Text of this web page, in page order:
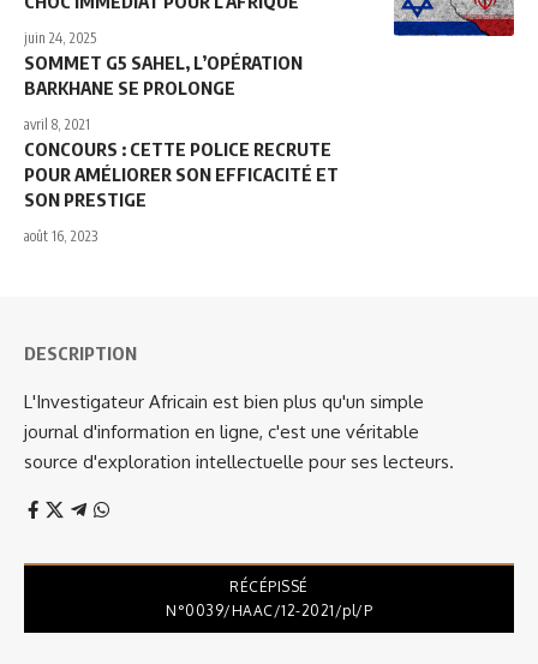
juin 24, 2025
SOMMET G5 SAHEL, L’OPÉRATION
BARKHANE SE PROLONGE
avril 8, 2021
CONCOURS : CETTE POLICE RECRUTE
POUR AMÉLIORER SON EFFICACITÉ ET
SON PRESTIGE
août 16, 2023
DESCRIPTION
L'Investigateur Africain est bien plus qu'un simple
journal d'information en ligne, c'est une véritable
source d'exploration intellectuelle pour ses lecteurs.
RÉCÉPISSÉ
N°0039/HAAC/12-2021/pl/P